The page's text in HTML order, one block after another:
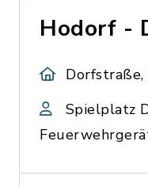
Hodorf -
Spielplatz